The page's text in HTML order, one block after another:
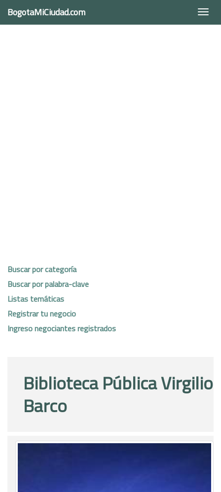
BogotaMiCiudad.com
Buscar por categoría
Buscar por palabra-clave
Listas temáticas
Registrar tu negocio
Ingreso negociantes registrados
Biblioteca Pública Virgilio
Barco